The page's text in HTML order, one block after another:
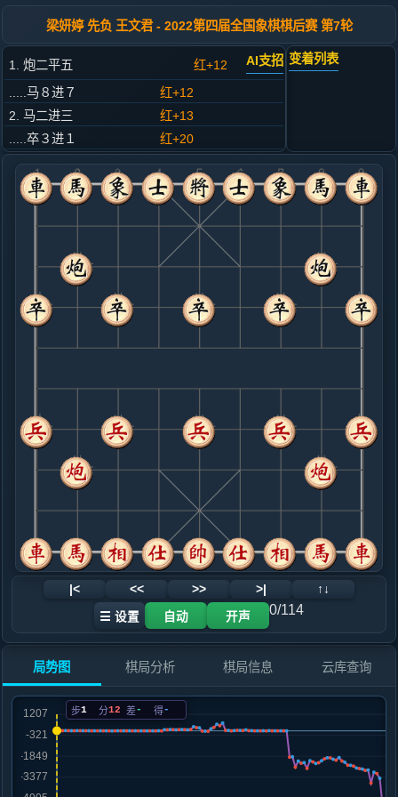
梁妍婷 先负 王文君 - 2022第四届全国象棋棋后赛 第7轮
1. 炮二平五 红+12 AI支招
.....马８进７
红+12
2. 马二进三
红+13
.....卒３进１
红+20
3. 车一平二
红+14
.....车９平８
红+10
4. 兵三进一
红+5
.....马２进３
红+13
5. 马八进九
红+11
.....卒１进１
6. 炮八平七
红+6
炮八进四
.....马３进２
红+8
7. 车九进一
红+4
8. 车九平六
红+5
.....象３进５
红+6
士６进５
9. 马三进四
红+3
.....马２进１
10. 车二进六
红+0
炮七平八
.....马１进３
黑+2
红+3
.....车１平２
红+4
12. 马八退七
红+1
红+4
红+5
.....车８进９
红+3
14. 马七退五
红+2
.....砲９退１
红+2
15. 车三平四
红+1
.....车８退５
16. 马五进三
.....士４进５
变着列表
|< << >> >| ↑↓
☰ 设置 自动 开声 0/114
局势图 棋局分析 棋局信息 云库查询
步1 分12 差- 得-